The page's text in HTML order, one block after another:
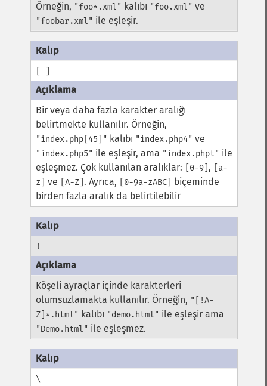
Örneğin, "foo*.xml" kalıbı "foo.xml" ve
"foobar.xml" ile eşleşir.
Bir veya daha fazla karakter aralığı
belirtmekte kullanılır. Örneğin,
"index.php[45]" kalıbı "index.php4" ve
"index.php5" ile eşleşir, ama "index.phpt" ile
eşleşmez. Çok kullanılan aralıklar:
[0-9] ,
[a-
z]
ve [A-Z] . Ayrıca, [0-9a-zABC]
biçeminde
birden fazla aralık da belirtilebilir
!
Köşeli ayraçlar içinde karakterleri
olumsuzlamakta kullanılır. Örneğin, "[!A-
Z]*.html" kalıbı "demo.html" ile eşleşir ama
"Demo.html" ile eşleşmez.
\